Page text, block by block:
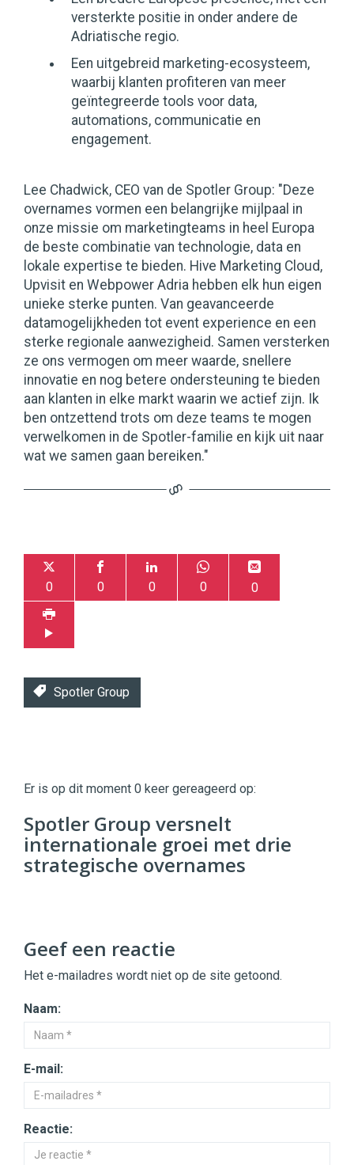
versterkte positie in onder andere de
Adriatische regio.
Een uitgebreid marketing-ecosysteem,
waarbij klanten profiteren van meer
geïntegreerde tools voor data,
automations, communicatie en
engagement.
Lee Chadwick, CEO van de Spotler Group: "Deze
overnames vormen een belangrijke mijlpaal in
onze missie om marketingteams in heel Europa
de beste combinatie van technologie, data en
lokale expertise te bieden. Hive Marketing Cloud,
Upvisit en Webpower Adria hebben elk hun eigen
unieke sterke punten. Van geavanceerde
datamogelijkheden tot event experience en een
sterke regionale aanwezigheid. Samen versterken
ze ons vermogen om meer waarde, snellere
innovatie en nog betere ondersteuning te bieden
aan klanten in elke markt waarin we actief zijn. Ik
ben ontzettend trots om deze teams te mogen
verwelkomen in de Spotler-familie en kijk uit naar
wat we samen gaan bereiken."
0 0 0 0 0
Spotler Group
|
Digital
Commercehttps://twinklemagazine.nl
96 54
Er is op dit moment 0 keer gereageerd op:
Spotler Group versnelt
internationale groei met drie
strategische overnames
Geef een reactie
Het e-mailadres wordt niet op de site getoond.
Naam:
E-mail:
Reactie: